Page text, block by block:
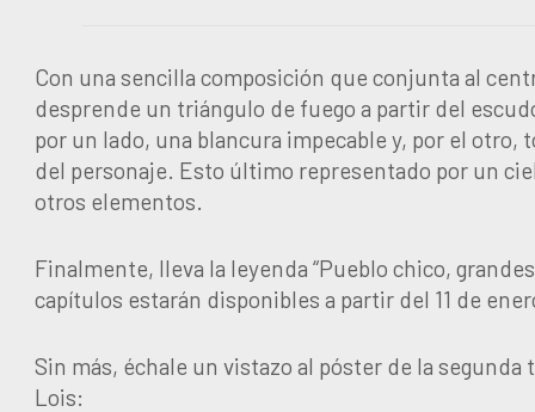
Con una sencilla composición que conjunta al
desprende un triángulo de fuego a partir del
por un lado, una blancura impecable y, por el otro,
del personaje. Esto último representado por un
otros elementos.
Finalmente, lleva la leyenda “Pueblo chico,
capítulos estarán disponibles a partir del 11 de
Sin más, échale un vistazo al póster de la segunda
Lois: